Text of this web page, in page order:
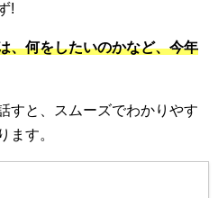
!
、何をしたいのかなど、今年
すと、スムーズでわかりやす
ます。